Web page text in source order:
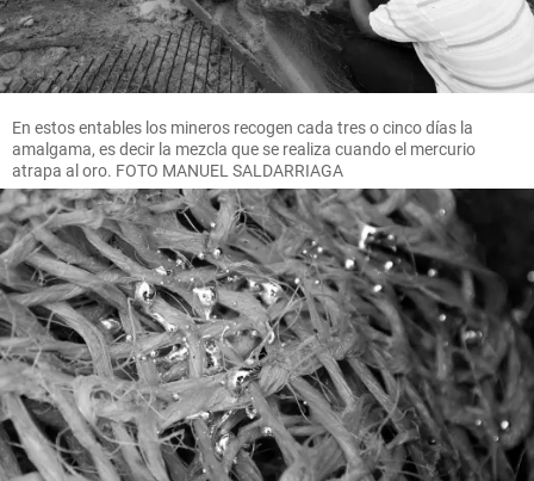
En estos entables los mineros recogen cada tres o cinco días la
amalgama, es decir la mezcla que se realiza cuando el mercurio
atrapa al oro. FOTO MANUEL SALDARRIAGA